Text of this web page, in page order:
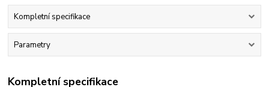
Kompletní specifikace
Parametry
Kompletní specifikace